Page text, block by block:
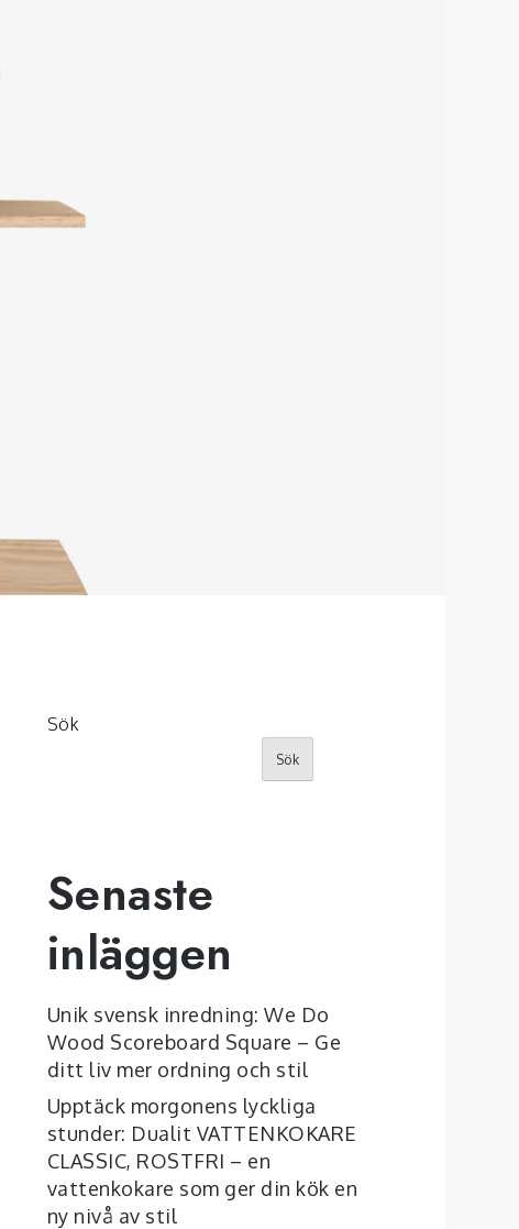
Sök
Sök
Senaste
inläggen
Unik svensk inredning: We Do
Wood Scoreboard Square – Ge
ditt liv mer ordning och stil
Upptäck morgonens lyckliga
stunder: Dualit VATTENKOKARE
CLASSIC, ROSTFRI – en
vattenkokare som ger din kök en
ny nivå av stil